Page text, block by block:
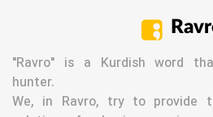
"Ravro" is a Kurdish word
hunter.
We, in Ravro, try to provide